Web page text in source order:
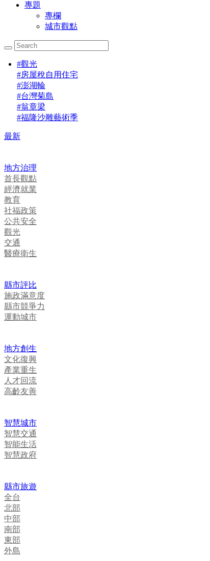
專題
專欄
城市觀點
#觀光
#房屋稅自用住宅
#澎湖輪
#台灣菊島
#翁章梁
#福隆沙雕藝術季
最新
地方治理
首長觀點
經濟就業
教育
社福政策
公共安全
觀光
交通
醫療衛生
縣市評比
施政滿意度
縣市競爭力
運動城市
地方創生
文化復興
產業重生
人才回流
高齡友善
智慧城市
智慧交通
智能生活
智慧政府
縣市旅遊
全台
北部
中部
南部
東部
外島